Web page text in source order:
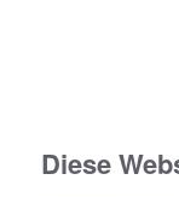
Diese